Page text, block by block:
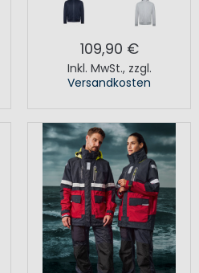
109,90 €
Inkl. MwSt., zzgl.
Versandkosten